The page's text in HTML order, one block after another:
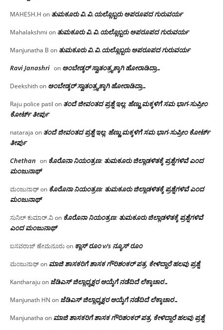
MAHESH.H on ತುಮಕೂರು‌ ವಿ.ವಿ.ಯಲ್ಲೊಬ್ಬರು ಅಪರೂಪದ ಗುರುವರ್ಯ
Mahalakshmi on ತುಮಕೂರು‌ ವಿ.ವಿ.ಯಲ್ಲೊಬ್ಬರು ಅಪರೂಪದ ಗುರುವರ್ಯ
Manjunatha B on ತುಮಕೂರು‌ ವಿ.ವಿ.ಯಲ್ಲೊಬ್ಬರು ಅಪರೂಪದ ಗುರುವರ್ಯ
Ravi Janashri on ಅಂಬೇಡ್ಕರ್ ಸ್ವಾತಂತ್ರ್ಯಕ್ಕಾಗಿ ಹೋರಾಡಿದ್ರಾ…
Deekshithon ಅಂಬೇಡ್ಕರ್ ಸ್ವಾತಂತ್ರ್ಯಕ್ಕಾಗಿ ಹೋರಾಡಿದ್ರಾ…
Raju police patil on ತಂದೆ ಜೀವಂತದ ಪ್ರಶ್ನೆ ಇಲ್ಲ: ಹೆಣ್ಣು ಮಕ್ಕಳಿಗೆ ಸಮ ಭಾಗ-ಸುಪ್ರೀಂ
ಕೋರ್ಟ್ ತೀರ್ಪು
nataraja on ತಂದೆ ಜೀವಂತದ ಪ್ರಶ್ನೆ ಇಲ್ಲ: ಹೆಣ್ಣು ಮಕ್ಕಳಿಗೆ ಸಮ ಭಾಗ-ಸುಪ್ರೀಂ ಕೋರ್ಟ್
ತೀರ್ಪು
Chethan on ಕೊರೊನಾ ನಿಯಂತ್ರಣ: ತುಮಕೂರು ಜಿಲ್ಲಾಡಳಿತಕ್ಕೆ ಪ್ರಶ್ನೆಗಳಿವೆ ಎಂದ
ಮಂಜು‌ನಾಥ್
ಮಂಜುನಾಥ್on ಕೊರೊನಾ ನಿಯಂತ್ರಣ: ತುಮಕೂರು ಜಿಲ್ಲಾಡಳಿತಕ್ಕೆ ಪ್ರಶ್ನೆಗಳಿವೆ ಎಂದ
ಮಂಜು‌ನಾಥ್
ಸುನಿಲ್ ಕುಮಾರ್.ವಿon ಕೊರೊನಾ ನಿಯಂತ್ರಣ: ತುಮಕೂರು ಜಿಲ್ಲಾಡಳಿತಕ್ಕೆ ಪ್ರಶ್ನೆಗಳಿವೆ
ಎಂದ ಮಂಜು‌ನಾಥ್
ಬಸವರಾಜ್ ಹೇಮನೂರುon ಕ್ಲಾಸ್ ರೂಂ v/s ನ್ಯೂಸ್ ರೂಂ
ಮಂಜುನಾಥ್on ಮಾಜಿ ಶಾಸಕರಿಗೆ ಶಾಸಕ ಗೌರಿಶಂಕರ್ ಪತ್ರ, ಕೇಳಿದ್ದಾರೆ ಹಲವು ಪ್ರಶ್ನೆ
Kantharajuon ಜೆಡಿಎಸ್ ಜಿಲ್ಲಾಧ್ಯಕ್ಷರ ಆಯ್ಕೆಗೆ ನಡೆದಿದೆ ಲೆಕ್ಕಾಚಾರ…
Manjunath HN on ಜೆಡಿಎಸ್ ಜಿಲ್ಲಾಧ್ಯಕ್ಷರ ಆಯ್ಕೆಗೆ ನಡೆದಿದೆ ಲೆಕ್ಕಾಚಾರ…
Manjunatha on ಮಾಜಿ ಶಾಸಕರಿಗೆ ಶಾಸಕ ಗೌರಿಶಂಕರ್ ಪತ್ರ, ಕೇಳಿದ್ದಾರೆ ಹಲವು ಪ್ರಶ್ನೆ